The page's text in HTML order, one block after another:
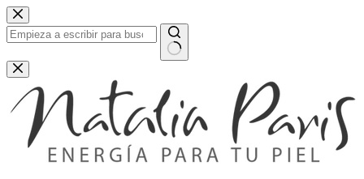
Saltar
al
contenido
Sin
resultados